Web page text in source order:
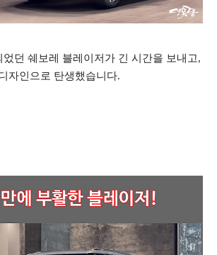
었던 쉐보레 블레이저가 긴 시간을 보내고,
자인으로 탄생했습니다.